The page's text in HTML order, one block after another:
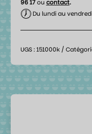
96 17ou contact.
🕖Du lundi au
UGS : 151000k